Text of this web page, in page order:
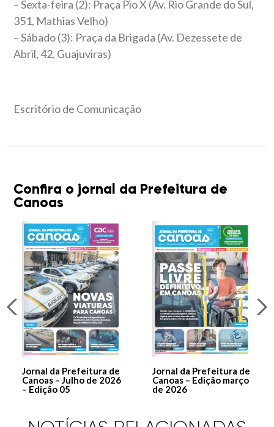
– Sexta-feira (2): Praça Pio X (Av. Rio Grande do Sul,
351, Mathias Velho)
– Sábado (3): Praça da Brigada (Av. Dezessete de
Abril, 42, Guajuviras)
Escritório de Comunicação
Confira o jornal da Prefeitura de
Canoas
Jornal da Prefeitura de
Canoas – Julho de 2026
– Edição 05
Jornal da Prefeitura de
Canoas – Edição março
de 2026